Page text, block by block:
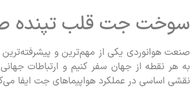
سوخت جت قلب تپنده
صنعت هوانوردی یکی از مهم‌ترین و
به هر نقطه از جهان سفر کنیم و ارتباطات
نقشی اساسی در عملکرد هواپیماهای جت ایفا